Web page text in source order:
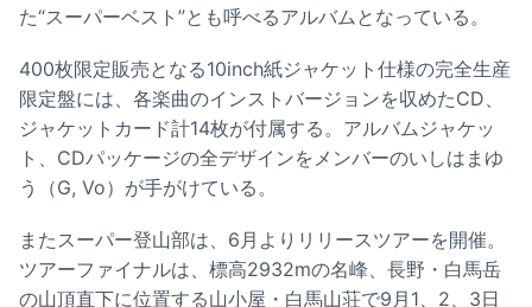
た“スーパーベスト”とも呼べるアルバムとなっている。
400枚限定販売となる10inch紙ジャケット仕様の完全生産
限定盤には、各楽曲のインストバージョンを収めたCD、
ジャケットカード計14枚が付属する。アルバムジャケッ
ト、CDパッケージの全デザインをメンバーのいしはまゆ
う（G, Vo）が手がけている。
またスーパー登山部は、6月よりリリースツアーを開催。
ツアーファイナルは、標高2932mの名峰、長野・白馬岳
の山頂直下に位置する山小屋・白馬山荘で9月1、2、3日